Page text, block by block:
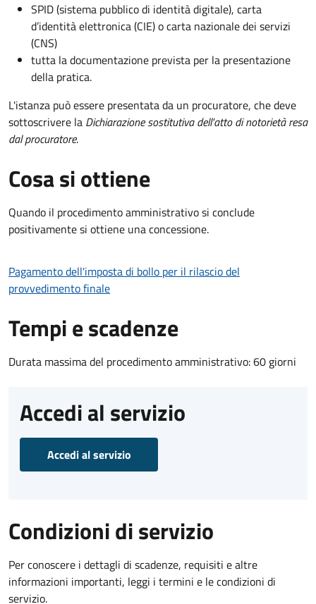
SPID (sistema pubblico di identità digitale), carta
d’identità elettronica (CIE) o carta nazionale dei servizi
(CNS)
tutta la documentazione prevista per la presentazione
della pratica.
L'istanza può essere presentata da un procuratore, che deve
sottoscrivere la Dichiarazione sostitutiva dell'atto di notorietà resa
dal procuratore.
Cosa si ottiene
Quando il procedimento amministrativo si conclude
positivamente si ottiene una concessione.
Pagamento dell'imposta di bollo per il rilascio del
provvedimento finale
Tempi e scadenze
Durata massima del procedimento amministrativo: 60 giorni
Accedi al servizio
Accedi al servizio
Condizioni di servizio
Per conoscere i dettagli di scadenze, requisiti e altre
informazioni importanti, leggi i termini e le condizioni di
servizio.